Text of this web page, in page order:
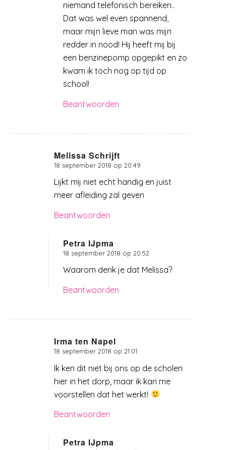
niemand telefonisch bereiken..
Dat was wel even spannend,
maar mijn lieve man was mijn
redder in nood! Hij heeft mij bij
een benzinepomp opgepikt en zo
kwam ik toch nog op tijd op
school!
Beantwoorden
Melissa Schrijft
zegt:
18 september 2018 op 20:49
Lijkt mij niet echt handig en juist
meer afleiding zal geven
Beantwoorden
Petra IJpma
zegt:
18 september 2018 op 20:52
Waarom denk je dat Melissa?
Beantwoorden
Irma ten Napel
zegt:
18 september 2018 op 21:01
Ik ken dit niet bij ons op de scholen
hier in het dorp, maar ik kan me
voorstellen dat het werkt!
Beantwoorden
Petra IJpma